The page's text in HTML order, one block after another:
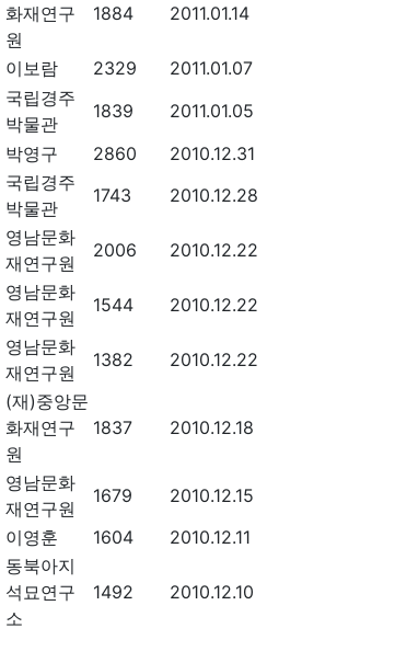
화재연구
원
1884 2011.01.14
이보람 2329
2011.01.07
국립경주
박물관
1839
2011.01.05
박영구 2860
2010.12.31
국립경주
박물관
1743 2010.12.28
영남문화
재연구원
2006 2010.12.22
영남문화
재연구원
1544 2010.12.22
영남문화
재연구원
1382 2010.12.22
(재)중앙문
화재연구
원
1837 2010.12.18
영남문화
재연구원
1679
2010.12.15
이영훈 1604 2010.12.11
동북아지
석묘연구
소
1492 2010.12.10